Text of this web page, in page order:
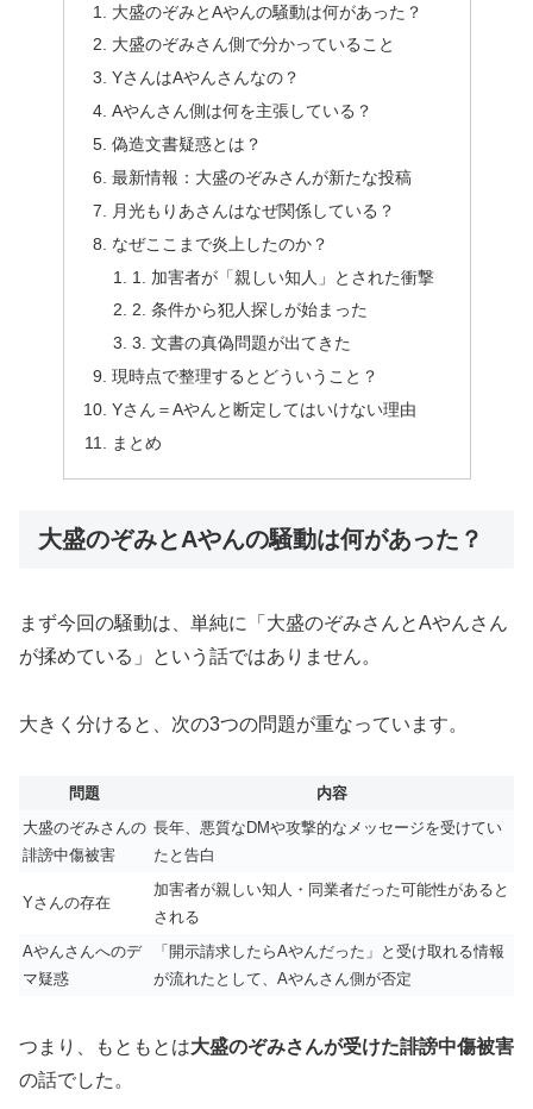
大盛のぞみとAやんの騒動は何があった？
大盛のぞみさん側で分かっていること
YさんはAやんさんなの？
Aやんさん側は何を主張している？
偽造文書疑惑とは？
最新情報：大盛のぞみさんが新たな投稿
月光もりあさんはなぜ関係している？
なぜここまで炎上したのか？
1. 加害者が「親しい知人」とされた衝撃
2. 条件から犯人探しが始まった
3. 文書の真偽問題が出てきた
現時点で整理するとどういうこと？
Yさん＝Aやんと断定してはいけない理由
まとめ
大盛のぞみとAやんの騒動は何があった？
まず今回の騒動は、単純に「大盛のぞみさんとAやんさん
が揉めている」という話ではありません。
大きく分けると、次の3つの問題が重なっています。
問題
内容
大盛のぞみさんの
誹謗中傷被害
長年、悪質なDMや攻撃的なメッセージを受けてい
たと告白
Yさんの存在
加害者が親しい知人・同業者だった可能性があると
される
Aやんさんへのデ
マ疑惑
「開示請求したらAやんだった」と受け取れる情報
が流れたとして、Aやんさん側が否定
つまり、もともとは大盛のぞみさんが受けた誹謗中傷被害
の話でした。